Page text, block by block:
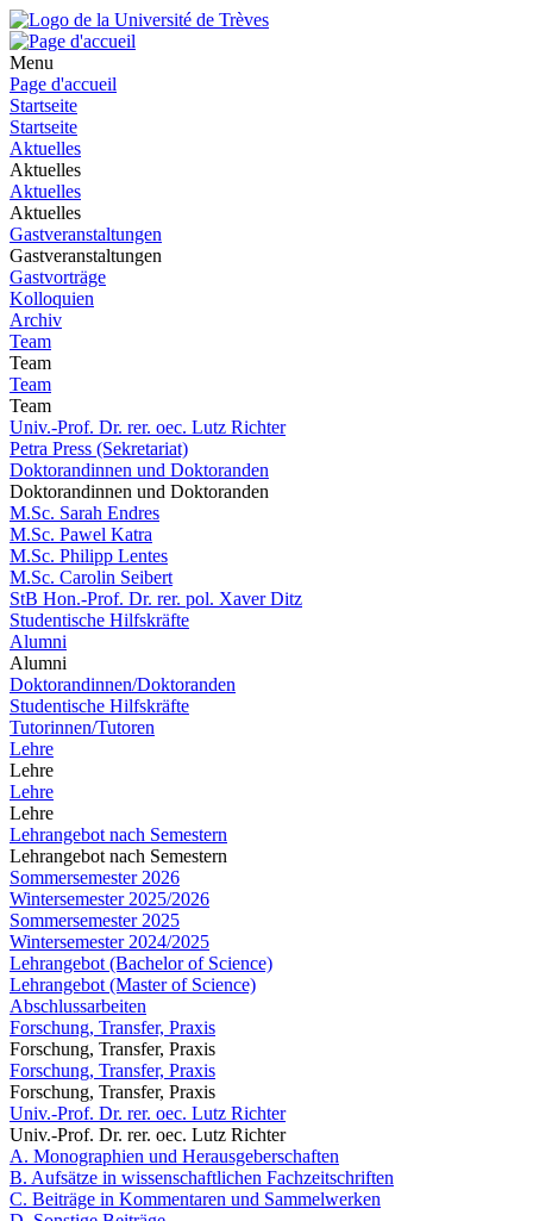
Menu
Page d'accueil
Startseite
Startseite
Aktuelles
Aktuelles
Aktuelles
Aktuelles
Gastveranstaltungen
Gastveranstaltungen
Gastvorträge
Kolloquien
Archiv
Team
Team
Team
Team
Univ.-Prof. Dr. rer. oec. Lutz Richter
Petra Press (Sekretariat)
Doktorandinnen und Doktoranden
Doktorandinnen und Doktoranden
M.Sc. Sarah Endres
M.Sc. Pawel Katra
M.Sc. Philipp Lentes
M.Sc. Carolin Seibert
StB Hon.-Prof. Dr. rer. pol. Xaver Ditz
Studentische Hilfskräfte
Alumni
Alumni
Doktorandinnen/Doktoranden
Studentische Hilfskräfte
Tutorinnen/Tutoren
Lehre
Lehre
Lehre
Lehre
Lehrangebot nach Semestern
Lehrangebot nach Semestern
Sommersemester 2026
Wintersemester 2025/2026
Sommersemester 2025
Wintersemester 2024/2025
Lehrangebot (Bachelor of Science)
Lehrangebot (Master of Science)
Abschlussarbeiten
Forschung, Transfer, Praxis
Forschung, Transfer, Praxis
Forschung, Transfer, Praxis
Forschung, Transfer, Praxis
Univ.-Prof. Dr. rer. oec. Lutz Richter
Univ.-Prof. Dr. rer. oec. Lutz Richter
A. Monographien und Herausgeberschaften
B. Aufsätze in wissenschaftlichen Fachzeitschriften
C. Beiträge in Kommentaren und Sammelwerken